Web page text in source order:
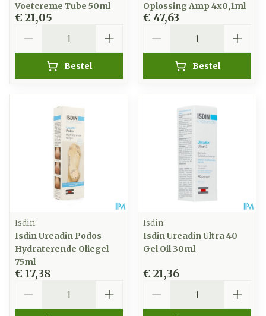
Voetcreme Tube 50ml
€ 21,05
Bestel
Oplossing Amp 4x0,1ml
€ 47,63
Bestel
Isdin
Isdin Ureadin Podos
Hydraterende Oliegel
75ml
€ 17,38
Isdin
Isdin Ureadin Ultra 40
Gel Oil 30ml
€ 21,36